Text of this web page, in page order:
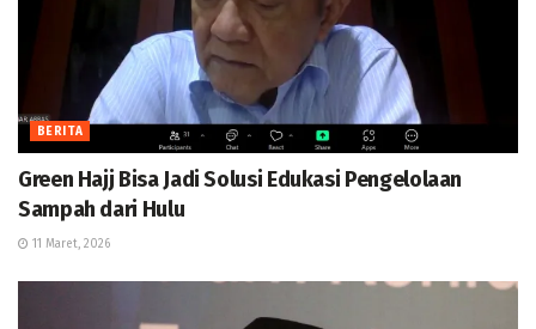
BERITA
Green Hajj Bisa Jadi Solusi Edukasi Pengelolaan
Sampah dari Hulu
11 Maret, 2026